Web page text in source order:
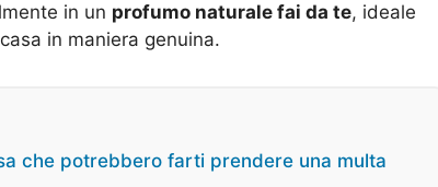
in un profumo naturale fai da te, ideale
in maniera genuina.
che potrebbero farti prendere una multa